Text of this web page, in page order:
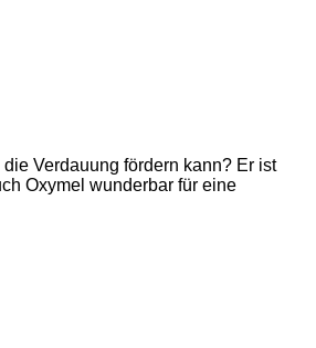
Verdauung fördern kann? Er ist
Oxymel wunderbar für eine